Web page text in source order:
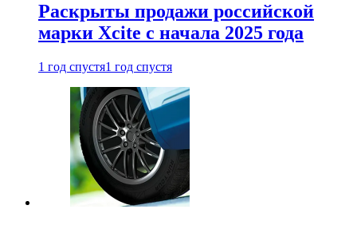
Раскрыты продажи российской
марки Xcite с начала 2025 года
1 год спустя1 год спустя